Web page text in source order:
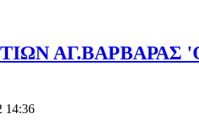
ΑΓ.ΒΑΡΒΑΡΑΣ
14:36